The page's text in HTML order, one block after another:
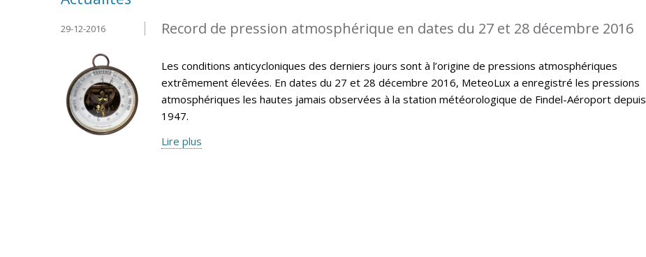
Record de pression atmosphérique en dates du 27 et 28 décembre 2016
29-12-2016
Les conditions anticycloniques des derniers jours sont à l’origine de pressions atmosphériques
extrêmement élevées. En dates du 27 et 28 décembre 2016, MeteoLux a enregistré les pressions
atmosphériques les hautes jamais observées à la station météorologique de Findel-Aéroport depuis
1947.
Lire plus